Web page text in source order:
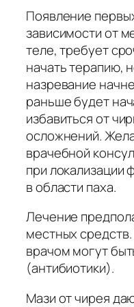
Появление
зависимости от
теле, требует
начать терапию,
назревание
раньше будет
избавиться от
осложнений.
врачебной
при локализации
в области паха.
Лечение
местных
врачом могут
(антибиотики).
Мази от чирея